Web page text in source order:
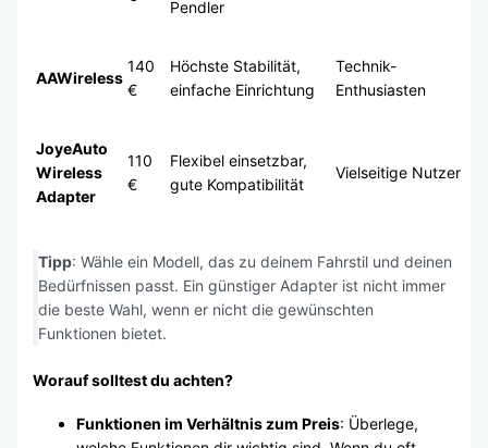
Pendler
AAWireless
140
€
Höchste Stabilität,
einfache Einrichtung
Technik-
Enthusiasten
JoyeAuto
Wireless
Adapter
110
€
Flexibel einsetzbar,
gute Kompatibilität
Vielseitige Nutzer
Tipp: Wähle ein Modell, das zu deinem Fahrstil und deinen
Bedürfnissen passt. Ein günstiger Adapter ist nicht immer
die beste Wahl, wenn er nicht die gewünschten
Funktionen bietet.
Worauf solltest du achten?
Funktionen im Verhältnis zum Preis: Überlege,